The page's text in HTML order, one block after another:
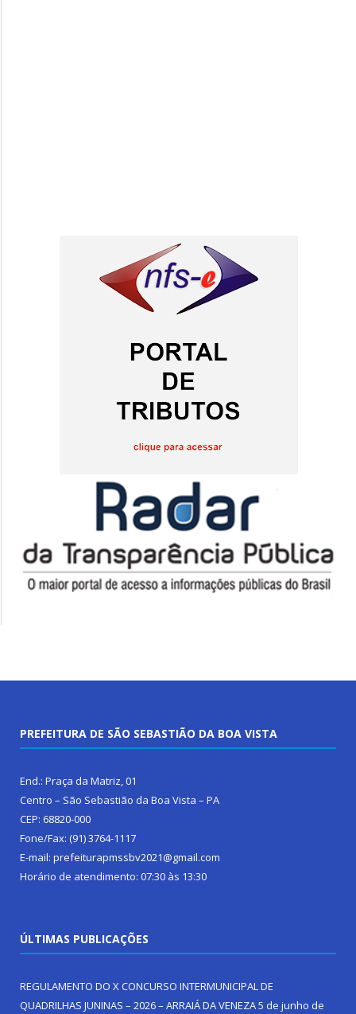
PREFEITURA DE SÃO SEBASTIÃO DA BOA VISTA
End.: Praça da Matriz, 01
Centro – São Sebastião da Boa Vista – PA
CEP: 68820-000
Fone/Fax: (91) 3764-1117
E-mail: prefeiturapmssbv2021@gmail.com
Horário de atendimento: 07:30 às 13:30
ÚLTIMAS PUBLICAÇÕES
REGULAMENTO DO X CONCURSO INTERMUNICIPAL DE
QUADRILHAS JUNINAS – 2026 – ARRAIÁ DA VENEZA5 de junho de